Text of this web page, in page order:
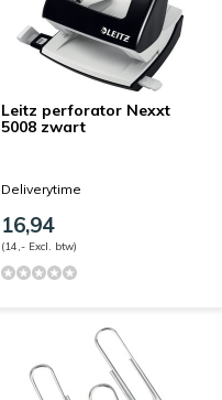
Leitz perforator Nexxt
5008 zwart
Deliverytime
16,94
(14,- Excl. btw)